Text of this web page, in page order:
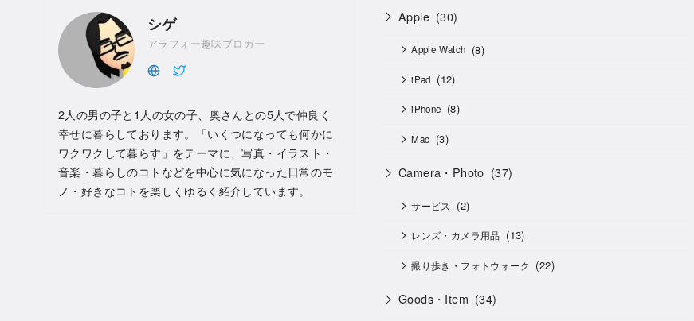
シゲ
アラフォー趣味ブロガー
2人の男の子と1人の女の子、奥さんとの5人で仲良く
幸せに暮らしております。「いくつになっても何かに
ワクワクして暮らす」をテーマに、写真・イラスト・
音楽・暮らしのコトなどを中心に気になった日常のモ
ノ・好きなコトを楽しくゆるく紹介しています。
Apple (30)
Apple Watch (8)
iPad (12)
iPhone (8)
Mac (3)
Camera・Photo (37)
サービス (2)
レンズ・カメラ用品 (13)
撮り歩き・フォトウォーク (22)
Goods・Item (34)